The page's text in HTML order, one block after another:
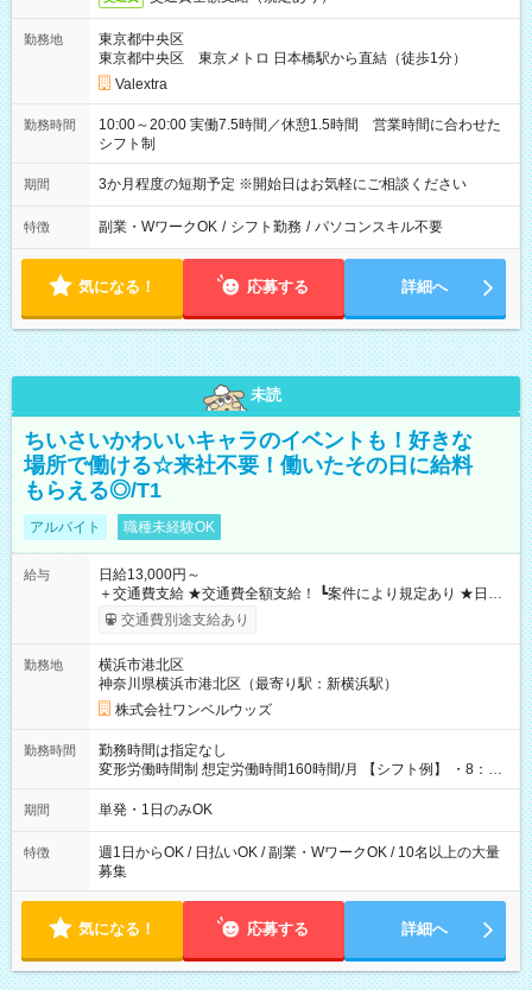
勤務地
東京都中央区
東京都中央区 東京メトロ 日本橋駅から直結（徒歩1分）
Valextra
勤務時間
10:00～20:00 実働7.5時間／休憩1.5時間 営業時間に合わせた
シフト制
期間 3か月程度の短期予定 ※開始日はお気軽にご相談ください
特徴 副業・WワークOK / シフト勤務 / パソコンスキル不要
気になる！ 応募する 詳細へ
未読
ちいさいかわいいキャラのイベントも！好きな
場所で働ける☆来社不要！働いたその日に給料
もらえる◎/T1
アルバイト 職種未経験OK
給与
日給13,000円～
＋交通費支給 ★交通費全額支給！ ┗案件により規定あり ★日払
いOK！（規定あり） ┗働いたその日に現金GET♪ お仕事後はコ
ンビニATMから 日払い分を引き落とせます！ 【試用期間】試
交通費別途支給あり
勤務地
横浜市港北区
神奈川県横浜市港北区（最寄り駅：新横浜駅）
株式会社ワンベルウッズ
勤務時間
勤務時間は指定なし
変形労働時間制 想定労働時間160時間/月 【シフト例】 ・8：00
～21：00
期間 単発・1日のみOK
特徴
週1日からOK / 日払いOK / 副業・WワークOK / 10名以上の大量
募集
気になる！ 応募する 詳細へ